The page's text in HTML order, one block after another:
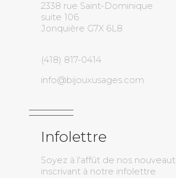
2338 rue Saint-Dominique
suite 106
Jonquière G7X 6L8
(418) 817-0414
info@bijouxusages.com
Infolettre
Soyez à l'affût de nos
inscrivant à notre infolettre